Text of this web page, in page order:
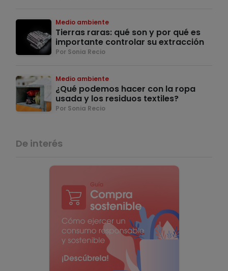
Medio ambiente
Tierras raras: qué son y por qué es
importante controlar su extracción
Por Sonia Recio
Medio ambiente
¿Qué podemos hacer con la ropa
usada y los residuos textiles?
Por Sonia Recio
De interés